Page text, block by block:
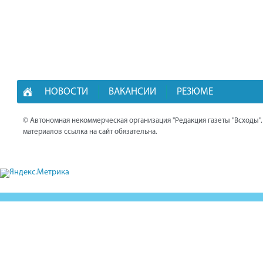
НОВОСТИ ВАКАНСИИ РЕЗЮМЕ
© Автономная некоммерческая организация "Редакция газеты
материалов ссылка на сайт обязательна.